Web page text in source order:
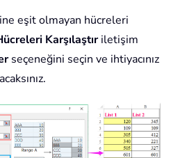
eşit olmayan hücreleri
Karşılaştıriletişim
seçeneğini seçin ve ihtiyacınız